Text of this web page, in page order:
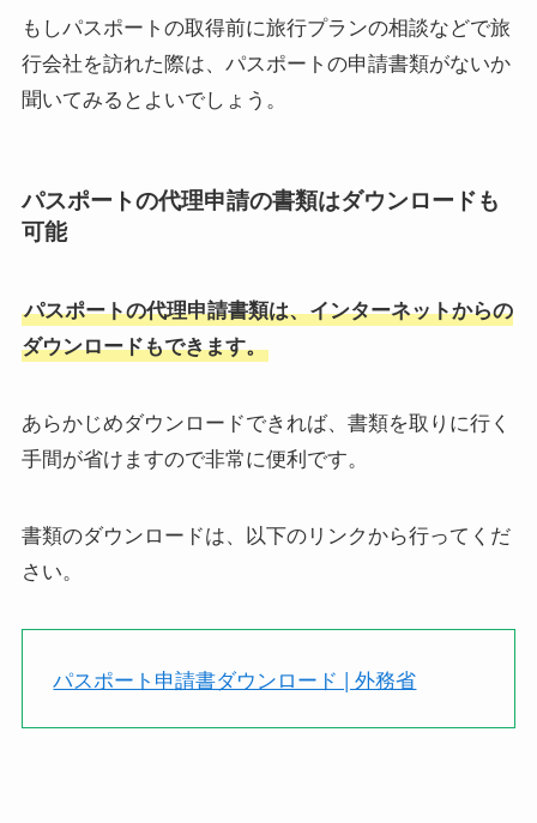
もしパスポートの取得前に旅行プランの相談などで旅
行会社を訪れた際は、パスポートの申請書類がないか
聞いてみるとよいでしょう。
パスポートの代理申請の書類はダウンロードも
可能
パスポートの代理申請書類は、インターネットからの
ダウンロードもできます。
あらかじめダウンロードできれば、書類を取りに行く
手間が省けますので非常に便利です。
書類のダウンロードは、以下のリンクから行ってくだ
さい。
パスポート申請書ダウンロード | 外務省